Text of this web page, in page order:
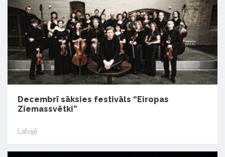
Decembrī sāksies festivāls “Eiropas
Ziemassvētki”
Latvijā